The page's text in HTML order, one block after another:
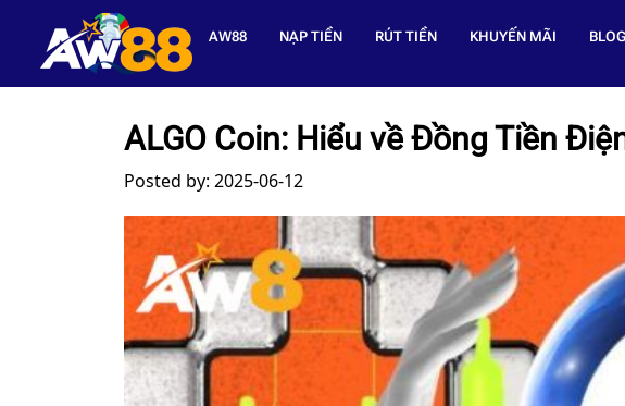
AW88 NẠP TIỀN RÚT TIỀN KHUYẾN MÃI BLOG
ALGO Coin: Hiểu về Đồng Tiền
Posted by: 2025-06-12